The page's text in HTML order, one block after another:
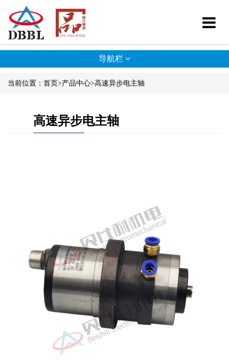
导航栏
当前位置： 首页>产品中心>高速异步电主轴
高速异步电主轴